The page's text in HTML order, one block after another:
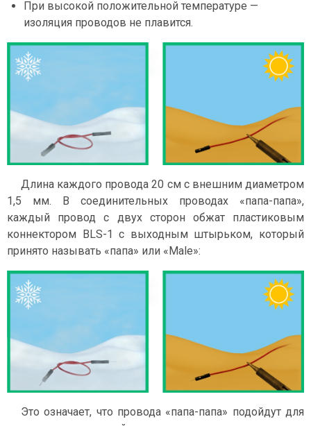
При высокой положительной температуре —
изоляция проводов не плавится.
Длина каждого провода 20 см с внешним диаметром
1,5 мм. В соединительных проводах «папа-папа»,
каждый провод с двух сторон обжат пластиковым
коннектором BLS-1 с выходным штырьком, который
принято называть «папа» или «Male»:
Это означает, что провода «папа-папа» подойдут для